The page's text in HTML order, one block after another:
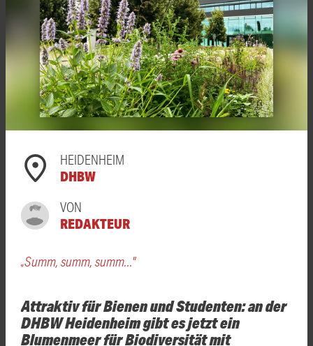
HEIDENHEIM
DHBW
VON
REDAKTEUR
„Summ, summ, summ..."
Attraktiv für Bienen und Studenten: an der
DHBW Heidenheim gibt es jetzt ein
Blumenmeer für Biodiversität mit